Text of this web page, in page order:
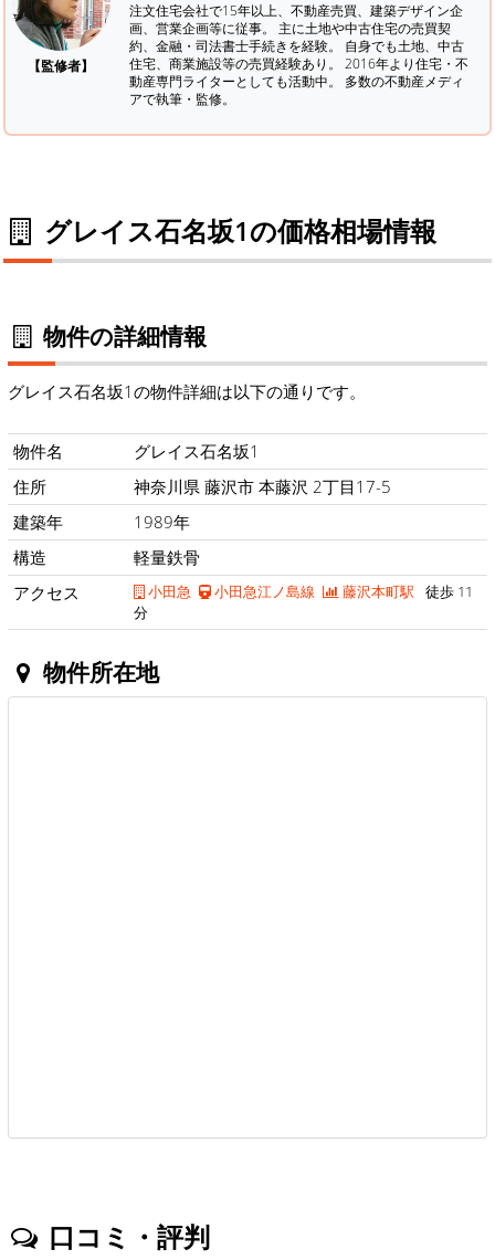
【監修者】
注文住宅会社で15年以上、不動産売買、建築デザイン企
画、営業企画等に従事。 主に土地や中古住宅の売買契
約、金融・司法書士手続きを経験。 自身でも土地、中古
住宅、商業施設等の売買経験あり。 2016年より住宅・不
動産専門ライターとしても活動中。 多数の不動産メディ
アで執筆・監修。
グレイス石名坂1の価格相場情報
物件の詳細情報
グレイス石名坂1の物件詳細は以下の通りです。
物件名
グレイス石名坂1
住所
神奈川県 藤沢市 本藤沢 2丁目17-5
建築年
1989年
構造
軽量鉄骨
アクセス
小田急 小田急江ノ島線 藤沢本町駅 徒歩 11
分
物件所在地
口コミ・評判